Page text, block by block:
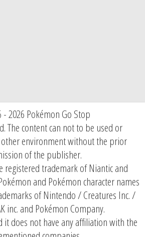
2026 Pokémon Go Stop
The content can not to be used or
environment without the prior
of the publisher.
registered trademark of Niantic and
and Pokémon character names
of Nintendo / Creatures Inc. /
inc. and Pokémon Company.
it does not have any affiliation with the